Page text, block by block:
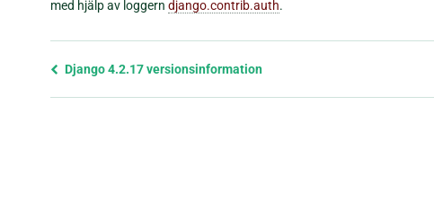
med hjälp av loggern django.contrib.auth.
Föregående
Django 4.2.17 versionsinformation